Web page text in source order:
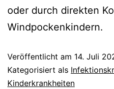
oder durch direkten
Windpockenkindern.
Veröffentlicht am 14. Juli
Kategorisiert als
Kinderkrankheiten